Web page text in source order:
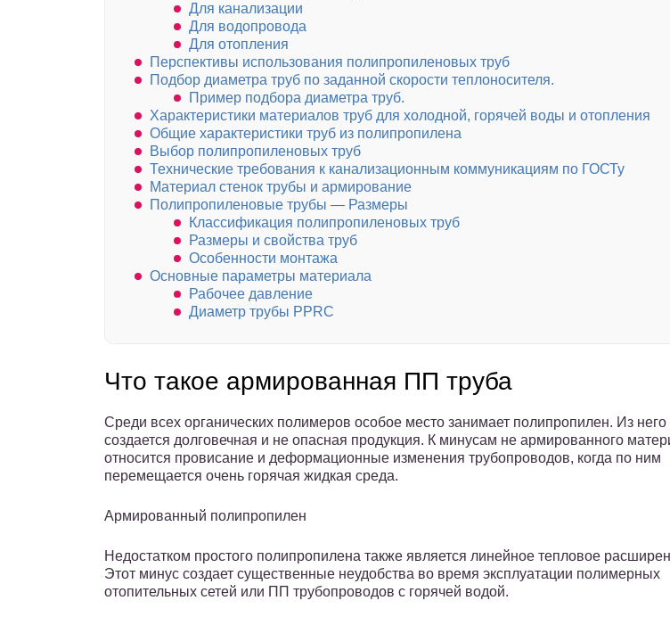
Для канализации
Для водопровода
Для отопления
Перспективы использования полипропиленовых труб
Подбор диаметра труб по заданной скорости теплоносителя.
Пример подбора диаметра труб.
Характеристики материалов труб для холодной, горячей воды и отопления
Общие характеристики труб из полипропилена
Выбор полипропиленовых труб
Технические требования к канализационным коммуникациям по ГОСТу
Материал стенок трубы и армирование
Полипропиленовые трубы — Размеры
Классификация полипропиленовых труб
Размеры и свойства труб
Особенности монтажа
Основные параметры материала
Рабочее давление
Диаметр трубы PPRC
Что такое армированная ПП труба
Среди всех органических полимеров особое место занимает полипропилен. Из него
создается долговечная и не опасная продукция. К минусам не армированного
относится провисание и деформационные изменения трубопроводов, когда по ним
перемещается очень горячая жидкая среда.
Армированный полипропилен
Недостатком простого полипропилена также является линейное тепловое
Этот минус создает существенные неудобства во время эксплуатации полимерных
отопительных сетей или ПП трубопроводов с горячей водой.